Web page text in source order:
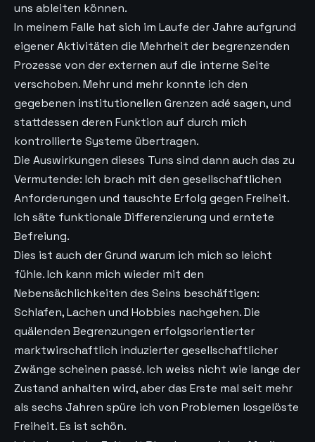
uns ableiten können.
In meinem Falle hat sich im Laufe der Jahre aufgrund
eigener Aktivitäten die Mehrheit der begrenzenden
Prozesse von der externen auf die interne Seite
verschoben. Mehr und mehr konnte ich den
gegebenen institutionellen Grenzen adé sagen, und
stattdessen deren Funktion auf durch mich
kontrollierte Systeme übertragen.
Die Auswirkungen dieses Tuns sind dann auch das zu
Vermutende: Ich brach mit den gesellschaftlichen
Anforderungen und tauschte Erfolg gegen Freiheit.
Ich säte funktionale Differenzierung und erntete
Befreiung.
Dies ist auch der Grund warum ich mich so leicht
fühle. Ich kann mich wieder mit den
Nebensächlichkeiten des Seins beschäftigen:
Schlafen, Lachen und Hobbies nachgehen. Die
quälenden Begrenzungen erfolgsorientierter
marktwirschaftlich induzierter gesellschaftlicher
Zwänge scheinen passé. Ich weiss nicht wie lange der
Zustand anhalten wird, aber das Erste mal seit mehr
als sechs Jahren spüre ich von Problemen losgelöste
Freiheit. Es ist schön.